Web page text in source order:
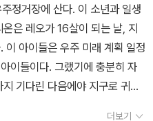
을 어떻게 견뎌낼 수 있을까?
적응하는 문제가 아님을 알게
레오의 몸은 지구에서 견뎌낼
은 부딪힘에도 뼈가 부서져 나
다가 친구들과의 연락이 두절되
정거장에 산다. 이 소년과 일생
은 레오가 16살이 되는 날, 지
이 아이들은 우주 미래 계획 일정
이들이다. 그랬기에 충분히 자
기다린 다음에야 지구로 귀환
더보기